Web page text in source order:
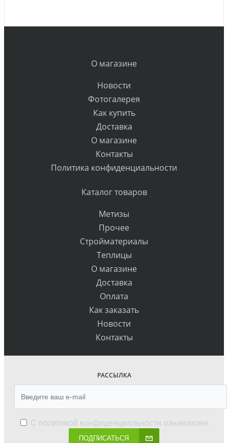
О магазине
Новости
Фотогалерея
Как купить
Доставка
О магазине
Контакты
Политика конфиденциальности
Каталог товаров
Метизы
Прочее
Стройматериалы
Теплицы
О магазине
Доставка
Оплата
Как заказать
Новости
Контакты
РАССЫЛКА
С политикой конфиденциальности ознакомлен.
ПОДПИСАТЬСЯ